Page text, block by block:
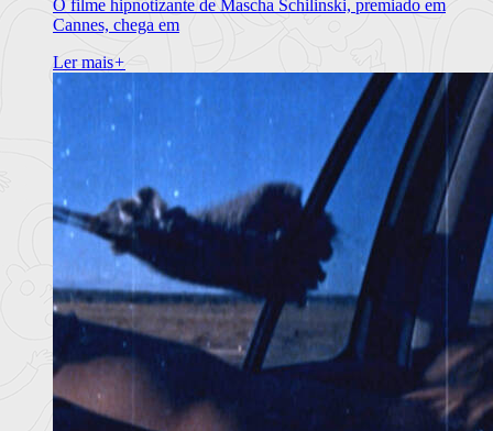
O filme hipnotizante de Mascha Schilinski, premiado em
Cannes, chega em
Ler mais+